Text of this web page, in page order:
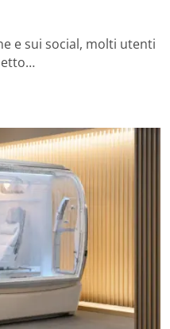
e sui social, molti utenti